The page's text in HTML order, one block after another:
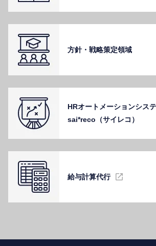
⽅針・戦略策定領域
HRオートメーションシス
sai*reco（サイレコ）
給与計算代⾏